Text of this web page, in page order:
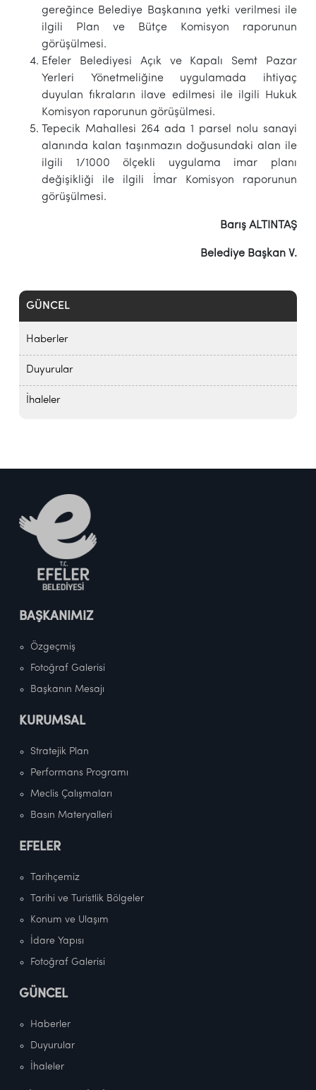
GÜNCEL
Haberler
Duyurular
İhaleler
gereğince Belediye Başkanına yetki verilmesi ile
ilgili Plan ve Bütçe Komisyon raporunun
görüşülmesi.
Efeler Belediyesi Açık ve Kapalı Semt Pazar
Yerleri Yönetmeliğine uygulamada ihtiyaç
duyulan fıkraların ilave edilmesi ile ilgili Hukuk
Komisyon raporunun görüşülmesi.
Tepecik Mahallesi 264 ada 1 parsel nolu sanayi
alanında kalan taşınmazın doğusundaki alan ile
ilgili 1/1000 ölçekli uygulama imar planı
değişikliği ile ilgili İmar Komisyon raporunun
görüşülmesi.
Barış ALTINTAŞ
Belediye Başkan V.
BAŞKANIMIZ
Özgeçmiş
Fotoğraf Galerisi
Başkanın Mesajı
KURUMSAL
Stratejik Plan
Performans Programı
Meclis Çalışmaları
Basın Materyalleri
EFELER
Tarihçemiz
Tarihi ve Turistlik Bölgeler
Konum ve Ulaşım
İdare Yapısı
Fotoğraf Galerisi
GÜNCEL
Haberler
Duyurular
İhaleler